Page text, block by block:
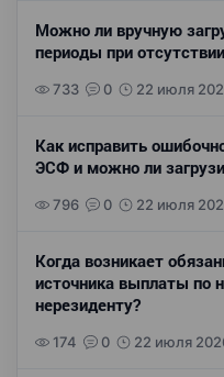
Можно ли вручную
периоды при
733 0 22 июля
Как исправить
ЭСФ и можно ли
796 0 22 июля
Когда возникает
источника выплаты по
нерезиденту?
174 0 22 июля